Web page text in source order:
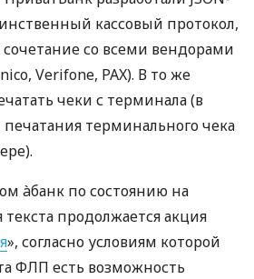
кассовый протокол,
со всеми вендорами
Verifone, PAX). В то же
чеки с терминала (в
терминального чека
àбанк по состоянию на
продолжается акция
», согласно условиям которой
ФЛП есть возможность